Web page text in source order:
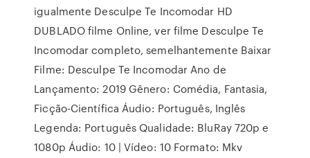
igualmente Desculpe Te Incomodar HD
DUBLADO filme Online, ver filme Desculpe Te
Incomodar completo, semelhantemente Baixar
Filme: Desculpe Te Incomodar Ano de
Lançamento: 2019 Gênero: Comédia, Fantasia,
Ficção-Científica Áudio: Português, Inglês
Legenda: Português Qualidade: BluRay 720p e
1080p Áudio: 10 | Vídeo: 10 Formato: Mkv